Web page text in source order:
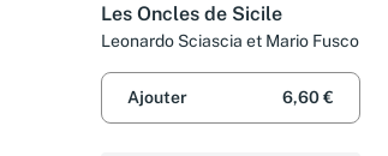
Les Oncles de Sicile
Leonardo Sciascia et Mario Fusco
Ajouter 6,60 €